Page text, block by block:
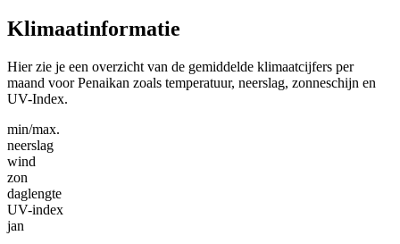
Klimaatinformatie
Hier zie je een overzicht van de gemiddelde klimaatcijfers per
maand voor Penaikan zoals temperatuur, neerslag, zonneschijn en
UV-Index.
min/max.
neerslag
wind
zon
daglengte
UV-index
jan